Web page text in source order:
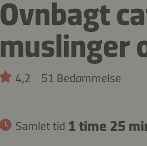
Ovnbagt
muslinger
4,2 51 Bedømmelse
Samlet tid 1 time 25